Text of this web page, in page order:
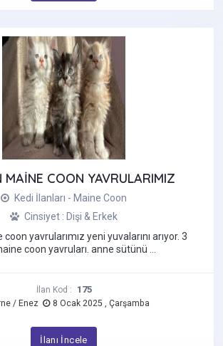
MAİNE COON YAVRULARIMIZ
Kedi İlanları - Maine Coon
Cinsiyet : Dişi & Erkek
yavrularımız yeni yuvalarını arıyor. 3
coon yavruları. anne sütünü ...
İlan Kod : 175
/ Enez 8 Ocak 2025 , Çarşamba
İlanı İncele